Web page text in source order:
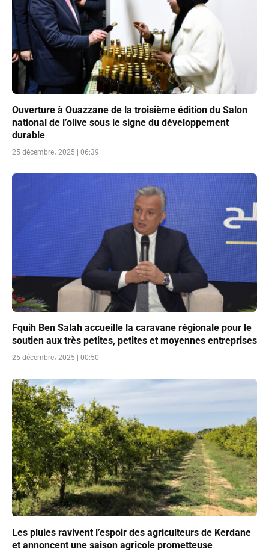
Ouverture à Ouazzane de la troisième édition du Salon
national de l’olive sous le signe du développement
durable
25 décembre، 2025 | 06:39
Fquih Ben Salah accueille la caravane régionale pour le
soutien aux très petites, petites et moyennes entreprises
25 décembre، 2025 | 00:50
Les pluies ravivent l’espoir des agriculteurs de Kerdane
et annoncent une saison agricole prometteuse